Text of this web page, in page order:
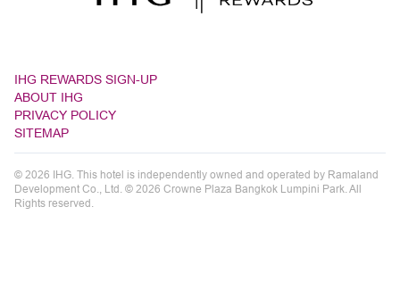
IHG REWARDS SIGN-UP
ABOUT IHG
PRIVACY POLICY
SITEMAP
© 2026 IHG. This hotel is independently owned and operated by Ramaland
Development Co., Ltd. © 2026 Crowne Plaza Bangkok Lumpini Park. All
Rights reserved.